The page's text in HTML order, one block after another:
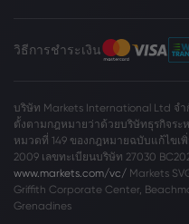
วิธีการชำระเงิน
บริษัท Markets International Ltd จำ
ตั้งตามกฎหมายว่าด้วยบริษัทธุรกิจระ
หมวดที่ 149 ของกฎหมายฉบับแก้ไขเ
2009 เลขทะเบียนบริษัท 27030
www.markets.com/vc/ Markets
Griffith Corporate Center,
Grenadines